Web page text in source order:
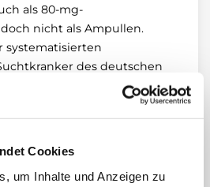
Cookies
um Inhalte und Anzeigen zu
als 80-mg-
nicht als Ampullen.
systematisierten
des deutschen
Sucht (FWS)" in den 25
mit 137 Fallmeldungen
Personen mit